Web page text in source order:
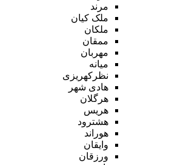
مرند
ملک کیان
ملکان
ممقان
مهربان
میانه
نظرکهریزی
هادی شهر
هرگلان
هریس
هشترود
هوراند
وایقان
ورزقان